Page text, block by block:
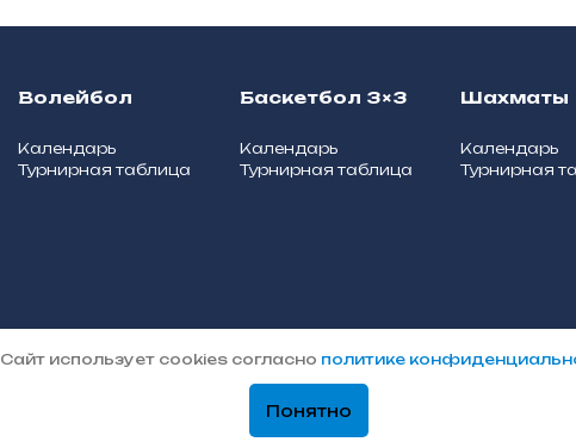
Волейбол
Календарь
Турнирная таблица
Баскетбол 3×3
Календарь
Турнирная таблица
Шахматы
Календарь
Турнирная
Сайт использует cookies согласно политике
Понятно